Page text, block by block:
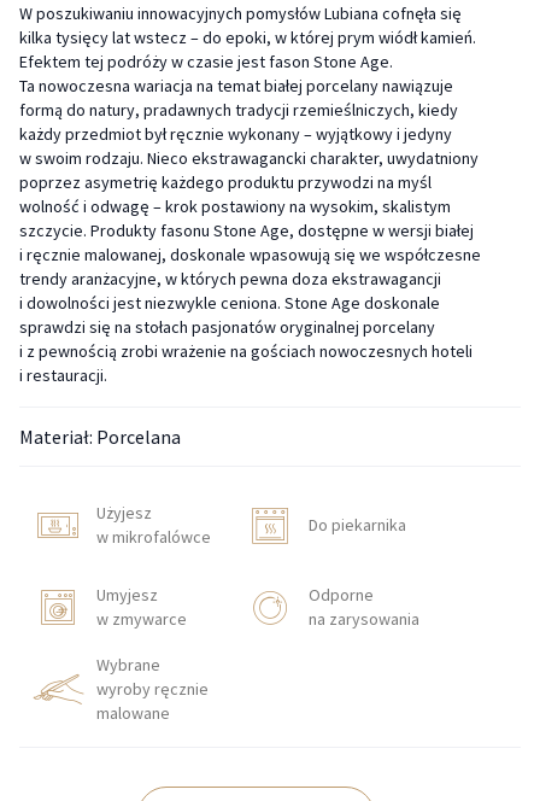
W poszukiwaniu innowacyjnych pomysłów Lubiana cofnęła się
kilka tysięcy lat wstecz – do epoki, w której prym wiódł kamień.
Efektem tej podróży w czasie jest fason Stone Age.
Ta nowoczesna wariacja na temat białej porcelany nawiązuje
formą do natury, pradawnych tradycji rzemieślniczych, kiedy
każdy przedmiot był ręcznie wykonany – wyjątkowy i jedyny
w swoim rodzaju. Nieco ekstrawagancki charakter, uwydatniony
poprzez asymetrię każdego produktu przywodzi na myśl
wolność i odwagę – krok postawiony na wysokim, skalistym
szczycie. Produkty fasonu Stone Age, dostępne w wersji białej
i ręcznie malowanej, doskonale wpasowują się we współczesne
trendy aranżacyjne, w których pewna doza ekstrawagancji
i dowolności jest niezwykle ceniona. Stone Age doskonale
sprawdzi się na stołach pasjonatów oryginalnej porcelany
i z pewnością zrobi wrażenie na gościach nowoczesnych hoteli
i restauracji.
Materiał: Porcelana
Użyjesz
w mikrofalówce
Do piekarnika
Umyjesz
w zmywarce
Odporne
na zarysowania
Wybrane
wyroby ręcznie
malowane